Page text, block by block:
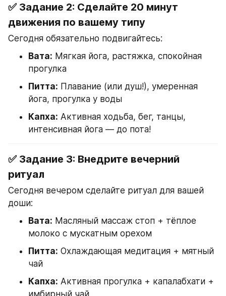
✅ Задание 2: Сделайте 20 минут
движения по вашему типу
Сегодня обязательно подвигайтесь:
Вата: Мягкая йога, растяжка, спокойная
прогулка
Питта: Плавание (или душ!), умеренная
йога, прогулка у воды
Капха: Активная ходьба, бег, танцы,
интенсивная йога — до пота!
✅ Задание 3: Внедрите вечерний
ритуал
Сегодня вечером сделайте ритуал для вашей
доши:
Вата: Масляный массаж стоп + тёплое
молоко с мускатным орехом
Питта: Охлаждающая медитация + мятный
чай
Капха: Активная прогулка + капалабхати +
имбирный чай